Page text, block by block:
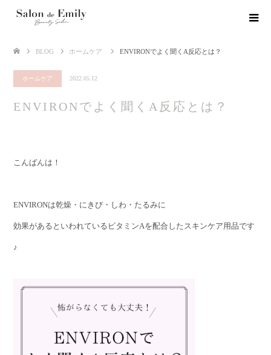
BLOG ホームケア ENVIRONでよく聞くA反応とは？
ホームケア 2022.05.12
ENVIRONでよく聞くA反応とは？
こんばんは！
ENVIRONは乾燥・にきび・しわ・たるみに
効果があるといわれているビタミンAを配合したスキンケア用品です
♪